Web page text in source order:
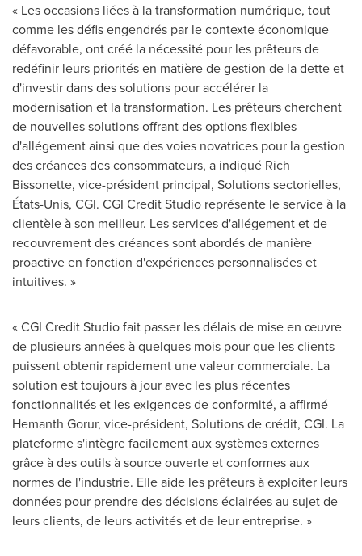
« Les occasions liées à la transformation numérique, tout
comme les défis engendrés par le contexte économique
défavorable, ont créé la nécessité pour les prêteurs de
redéfinir leurs priorités en matière de gestion de la dette et
d'investir dans des solutions pour accélérer la
modernisation et la transformation. Les prêteurs cherchent
de nouvelles solutions offrant des options flexibles
d'allégement ainsi que des voies novatrices pour la gestion
des créances des consommateurs, a indiqué Rich
Bissonette, vice-président principal, Solutions sectorielles,
États-Unis, CGI. CGI Credit Studio représente le service à la
clientèle à son meilleur. Les services d'allégement et de
recouvrement des créances sont abordés de manière
proactive en fonction d'expériences personnalisées et
intuitives. »
« CGI Credit Studio fait passer les délais de mise en œuvre
de plusieurs années à quelques mois pour que les clients
puissent obtenir rapidement une valeur commerciale. La
solution est toujours à jour avec les plus récentes
fonctionnalités et les exigences de conformité, a affirmé
Hemanth Gorur, vice-président, Solutions de crédit, CGI. La
plateforme s'intègre facilement aux systèmes externes
grâce à des outils à source ouverte et conformes aux
normes de l'industrie. Elle aide les prêteurs à exploiter leurs
données pour prendre des décisions éclairées au sujet de
leurs clients, de leurs activités et de leur entreprise. »